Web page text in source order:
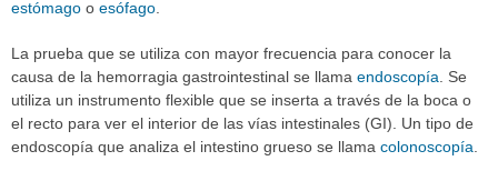
estómago o esófago
La prueba que se utiliza con mayor frecuencia para conocer la
causa de la hemorragia gastrointestinal se llama endoscopía . Se
utiliza un instrumento flexible que se inserta a través de la boca o
el recto para ver el interior de las vías intestinales (GI). Un tipo de
endoscopía que analiza el intestino grueso se llama colonoscopía